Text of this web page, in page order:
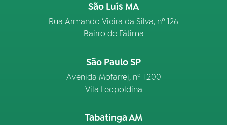
São Luís MA
Rua Armando Vieira da Silva, nº 126
Bairro de Fátima
São Paulo SP
Avenida Mofarrej, nº 1.200
Vila Leopoldina
Tabatinga AM